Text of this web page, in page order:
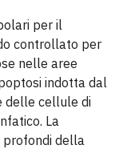
per il
controllato per
nelle aree
indotta dal
delle cellule di
La
profondi della